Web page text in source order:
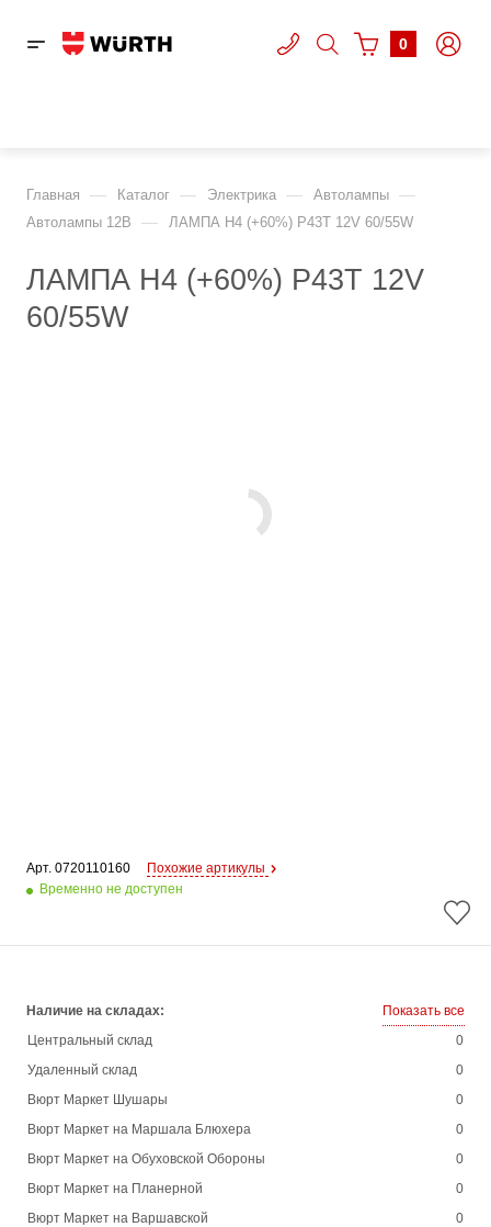
0
Главная — Каталог — Электрика — Автолампы —
Автолампы 12В — ЛАМПА H4 (+60%) P43T 12V 60/55W
ЛАМПА H4 (+60%) P43T 12V
60/55W
Арт. 0720110160
Похожие артикулы
Временно не доступен
Наличие на складах:
Показать все
Центральный склад
0
Удаленный склад
0
Вюрт Маркет Шушары
0
Вюрт Маркет на Маршала Блюхера
0
Вюрт Маркет на Обуховской Обороны
0
Вюрт Маркет на Планерной
0
Вюрт Маркет на Варшавской
0